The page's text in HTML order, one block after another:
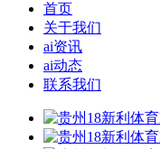
首页
关于我们
ai资讯
ai动态
联系我们